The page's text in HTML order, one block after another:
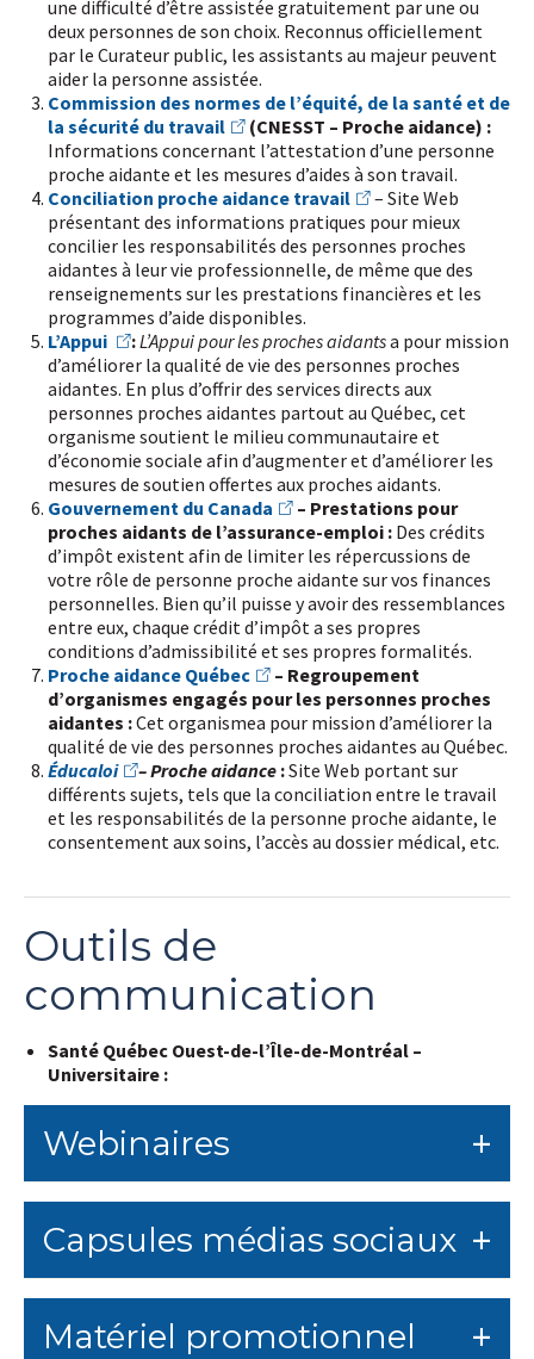
une difficulté d’être assistée gratuitement par une ou
deux personnes de son choix. Reconnus officiellement
par le Curateur public, les assistants au majeur peuvent
aider la personne assistée.
Commission des normes de l’équité, de la santé et de
la sécurité du travail
(CNESST – Proche aidance) :
Informations concernant l’attestation d’une personne
proche aidante et les mesures d’aides à son travail.
Conciliation proche aidance travail
– Site Web
présentant des informations pratiques pour mieux
concilier les responsabilités des personnes proches
aidantes à leur vie professionnelle, de même que des
renseignements sur les prestations financières et les
programmes d’aide disponibles.
L’Appui
:L’Appui pour les proches aidantsa pour mission
d’améliorer la qualité de vie des personnes proches
aidantes. En plus d’offrir des services directs aux
personnes proches aidantes partout au Québec, cet
organisme soutient le milieu communautaire et
d’économie sociale afin d’augmenter et d’améliorer les
mesures de soutien offertes aux proches aidants.
Gouvernement du Canada
– Prestations pour
proches aidants de l’assurance-emploi : Des crédits
d’impôt existent afin de limiter les répercussions de
votre rôle de personne proche aidante sur vos finances
personnelles. Bien qu’il puisse y avoir des ressemblances
entre eux, chaque crédit d’impôt a ses propres
conditions d’admissibilité et ses propres formalités.
Proche aidance Québec
– Regroupement
d’organismes engagés pour les personnes proches
aidantes :Cet organismea pour mission d’améliorer la
qualité de vie des personnes proches aidantes au Québec.
Éducaloi
– Proche aidance :Site Web portant sur
différents sujets, tels que la conciliation entre le travail
et les responsabilités de la personne proche aidante, le
consentement aux soins, l’accès au dossier médical, etc.
Outils de
communication
Santé Québec Ouest-de-l’Île-de-Montréal –
Universitaire :
Webinaires
Capsules médias sociaux
Matériel promotionnel